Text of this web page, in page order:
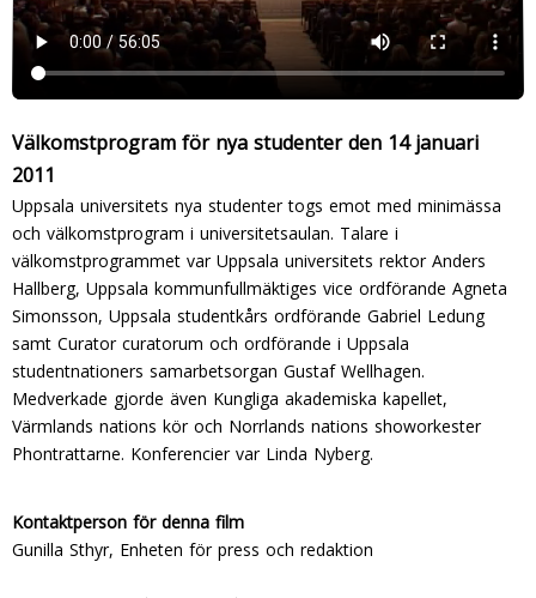
Välkomstprogram för nya studenter den 14 januari
2011
Uppsala universitets nya studenter togs emot med minimässa
och välkomstprogram i universitetsaulan. Talare i
välkomstprogrammet var Uppsala universitets rektor Anders
Hallberg, Uppsala kommunfullmäktiges vice ordförande Agneta
Simonsson, Uppsala studentkårs ordförande Gabriel Ledung
samt Curator curatorum och ordförande i Uppsala
studentnationers samarbetsorgan Gustaf Wellhagen.
Medverkade gjorde även Kungliga akademiska kapellet,
Värmlands nations kör och Norrlands nations showorkester
Phontrattarne. Konferencier var Linda Nyberg.
Kontaktperson för denna film
Gunilla Sthyr, Enheten för press och redaktion